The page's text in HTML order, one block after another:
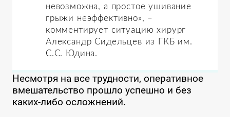
невозможна, а простое ушивание
грыжи неэффективно», –
комментирует ситуацию хирург
Александр Сидельцев из ГКБ им.
С.С. Юдина.
Несмотря на все трудности, оперативное
вмешательство прошло успешно и без
каких-либо осложнений.